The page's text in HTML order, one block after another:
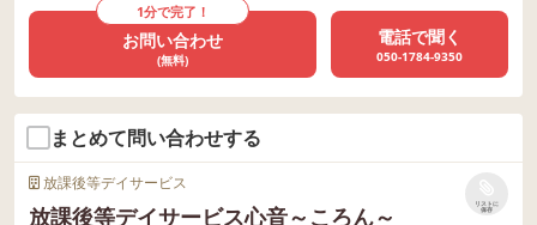
1分で完了！
お問い合わせ
(無料)
電話で聞く
050-1784-9350
まとめて問い合わせする
放課後等デイサービス
放課後等デイサービス心音～ころん～
リストに
保存